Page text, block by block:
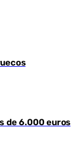
de 6.000 euros